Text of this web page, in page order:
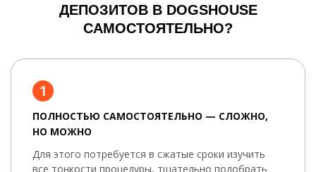
ДЕПОЗИТОВ В DOGSHOUSE
САМОСТОЯТЕЛЬНО?
1
ПОЛНОСТЬЮ САМОСТОЯТЕЛЬНО — СЛОЖНО,
НО МОЖНО
Для этого потребуется в сжатые сроки изучить
все тонкости процедуры, тщательно подобрать